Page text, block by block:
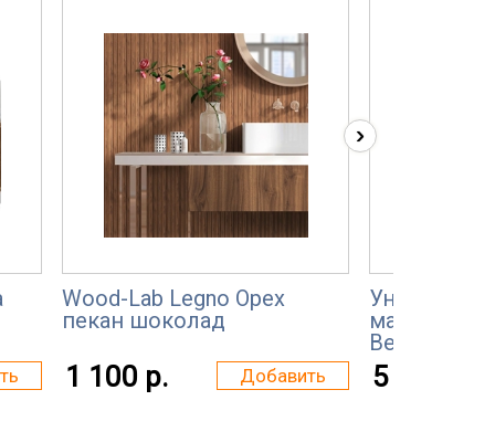
Wood-Lab Legno Орех
пекан шоколад
1 100 р. Добавить
масло с
Berger
5 000 р.
›